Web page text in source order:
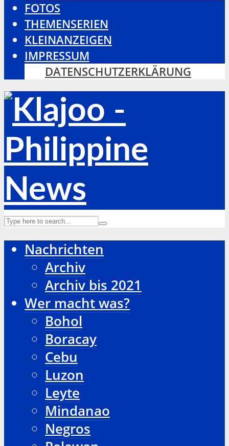
FOTOS
THEMENSERIEN
KLEINANZEIGEN
IMPRESSUM
DATENSCHUTZERKLÄRUNG
Nachrichten
Archiv
Archiv bis 2021
Wer macht was?
Bohol
Boracay
Cebu
Luzon
Leyte
Mindanao
Negros